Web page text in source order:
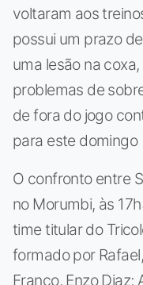
voltaram aos
possui um prazo
uma lesão na
problemas de
de fora do jogo
para este domingo
O confronto entre
no Morumbi, às
time titular do
formado por
Franco, Enzo Diaz;